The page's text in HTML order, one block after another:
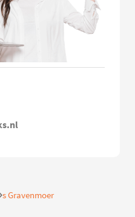
s Gravenmoer